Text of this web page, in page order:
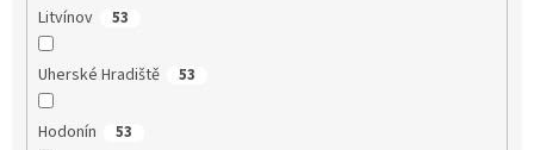
Litvínov 53
Uherské Hradiště 53
Hodonín 53